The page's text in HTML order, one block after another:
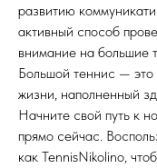
развитию
активный способ
внимание на большие
Большой теннис — это
жизни, наполненный
Начните свой путь к
прямо сейчас.
как TennisNikolino,